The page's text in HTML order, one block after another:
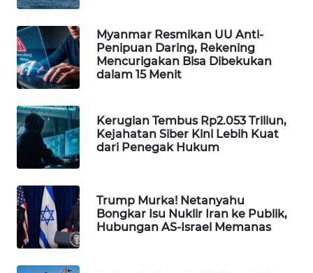
Myanmar Resmikan UU Anti-
Penipuan Daring, Rekening
Mencurigakan Bisa Dibekukan
dalam 15 Menit
Kerugian Tembus Rp2.053 Triliun,
Kejahatan Siber Kini Lebih Kuat
dari Penegak Hukum
Trump Murka! Netanyahu
Bongkar Isu Nuklir Iran ke Publik,
Hubungan AS-Israel Memanas
ID
WAHANANEWS
CO ID
NET
WAHANA
SPORT
WAHANA
UMKM
WAHANA
SELEB